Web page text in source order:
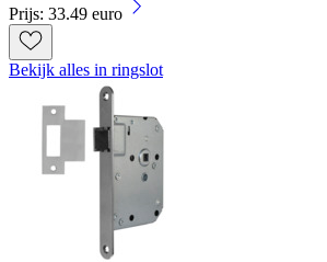
Prijs: 33.49 euro
Bekijk alles in ringslot